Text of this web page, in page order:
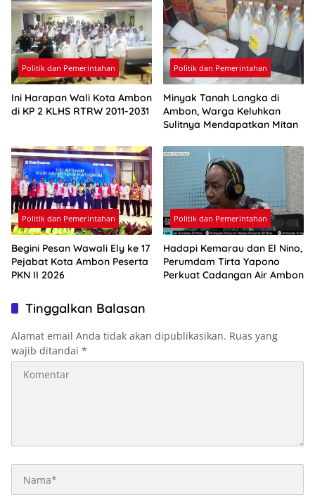
Politik dan Pemerintahan
Ini Harapan Wali Kota Ambon
di KP 2 KLHS RTRW 2011-2031
Politik dan Pemerintahan
Minyak Tanah Langka di
Ambon, Warga Keluhkan
Sulitnya Mendapatkan Mitan
Politik dan Pemerintahan
Begini Pesan Wawali Ely ke 17
Pejabat Kota Ambon Peserta
PKN II 2026
Politik dan Pemerintahan
Hadapi Kemarau dan El Nino,
Perumdam Tirta Yapono
Perkuat Cadangan Air Ambon
Tinggalkan Balasan
Alamat email Anda tidak akan dipublikasikan. Ruas yang
wajib ditandai *